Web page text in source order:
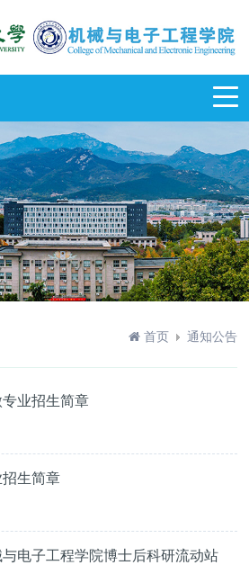
首页 通知公告
业招生简章
生简章
电子工程学院博士后科研流动站